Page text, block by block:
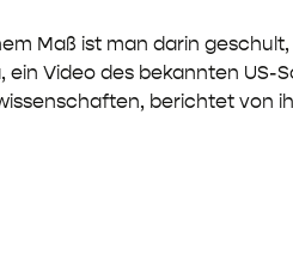
Maß ist man darin
Video des bekannten US-
berichtet von